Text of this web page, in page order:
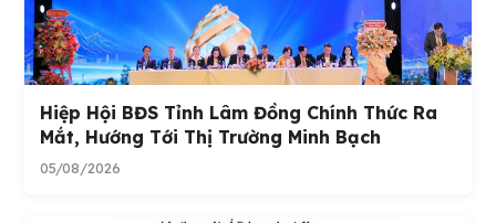
Hiệp Hội BĐS Tỉnh Lâm Đồng Chính Thức Ra
Mắt, Hướng Tới Thị Trường Minh Bạch
05/08/2026